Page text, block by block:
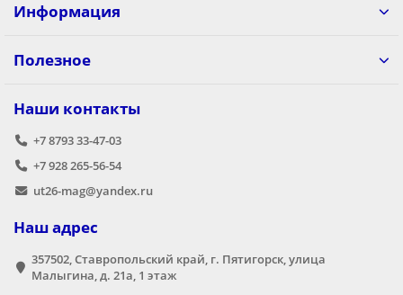
Информация
Полезное
Наши контакты
+7 8793 33-47-03
+7 928 265-56-54
ut26-mag@yandex.ru
Наш адрес
357502, Ставропольский край, г. Пятигорск, улица
Малыгина, д. 21а,​ 1 этаж